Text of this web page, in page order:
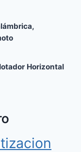
Horizontal